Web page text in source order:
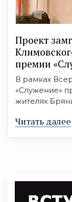
Проект
премии
В рамках
«Служение»
жителях
Читать далее